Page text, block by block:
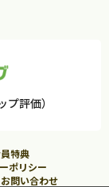
評価）
特典
ポリシー
お問い合わせ